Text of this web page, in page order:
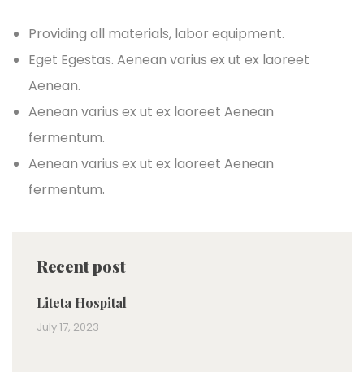
Providing all materials, labor equipment.
Eget Egestas. Aenean varius ex ut ex laoreet
Aenean.
Aenean varius ex ut ex laoreet Aenean
fermentum.
Aenean varius ex ut ex laoreet Aenean
fermentum.
Recent post
Liteta Hospital
July 17, 2023